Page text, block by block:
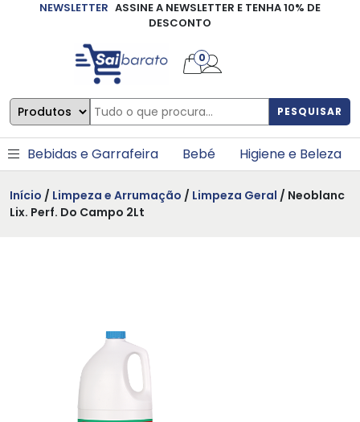
NEWSLETTER ASSINE A NEWSLETTER E TENHA 10% DE
DESCONTO
PESQUISAR
0
Bebidas e Garrafeira Bebé Higiene e Beleza
Início / Limpeza e Arrumação / Limpeza Geral / Neoblanc
Lix. Perf. Do Campo 2Lt